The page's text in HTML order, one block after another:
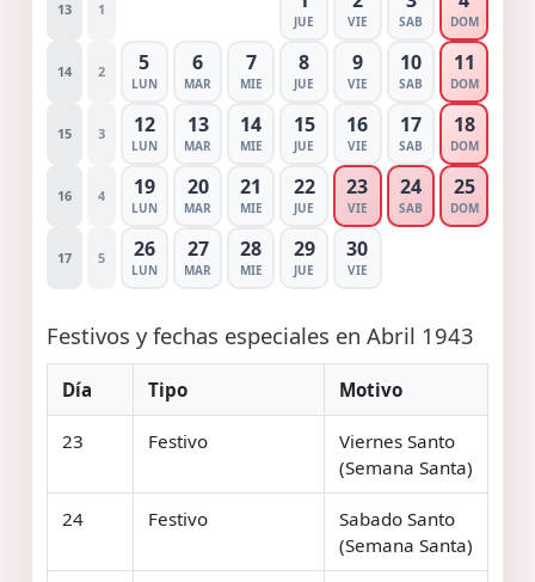
13 1
JUE VIE SAB DOM
14 2 5
LUN
6
MAR
7
MIE
8
JUE
9
VIE
10
SAB
11
DOM
15 3 12
LUN
13
MAR
14
MIE
15
JUE
16
VIE
17
SAB
18
DOM
16 4 19
LUN
20
MAR
21
MIE
22
JUE
23
VIE
24
SAB
25
DOM
17 5 26
LUN
27
MAR
28
MIE
29
JUE
30
VIE
Festivos y fechas especiales en Abril 1943
Día Tipo Motivo
23 Festivo
Viernes Santo
(Semana Santa)
24 Festivo
Sabado Santo
(Semana Santa)